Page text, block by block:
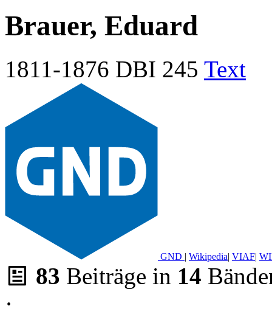
Brauer, Eduard
1811-1876 DBI 245 Text
GND | Wikipedia| VIAF|
83 Beiträge in 14
·